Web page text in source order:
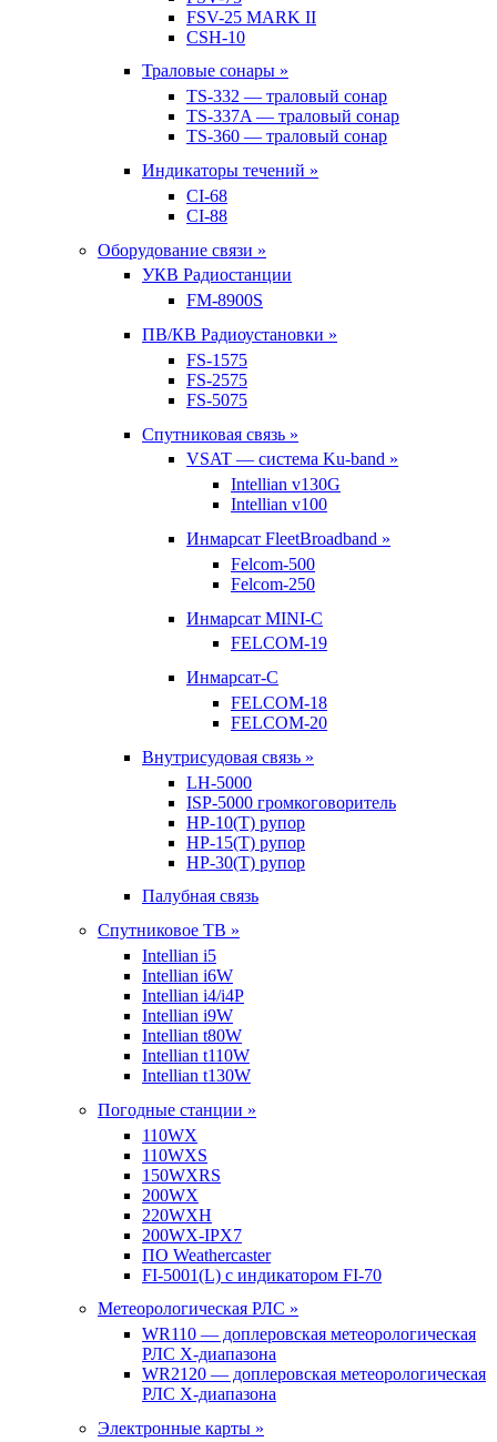
FSV-25 MARK II
CSH-10
Траловые сонары »
TS-332 — траловый сонар
TS-337A — траловый сонар
TS-360 — траловый сонар
Индикаторы течений »
CI-68
CI-88
Оборудование связи »
УКВ Радиостанции
FM-8900S
ПВ/КВ Радиоустановки »
FS-1575
FS-2575
FS-5075
Спутниковая связь »
VSAT — система Ku-band »
Intellian v130G
Intellian v100
Инмарсат FleetBroadband »
Felcom-500
Felcom-250
Инмарсат MINI-C
FELCOM-19
Инмарсат-С
FELCOM-18
FELCOM-20
Внутрисудовая связь »
LH-5000
ISP-5000 громкоговоритель
HP-10(T) рупор
HP-15(T) рупор
HP-30(T) рупор
Палубная связь
Спутниковое ТВ »
Intellian i5
Intellian i6W
Intellian i4/i4P
Intellian i9W
Intellian t80W
Intellian t110W
Intellian t130W
Погодные станции »
110WX
110WXS
150WXRS
200WX
220WXH
200WX-IPX7
ПО Weathercaster
FI-5001(L) с индикатором FI-70
Метеорологическая РЛС »
WR110 — доплеровская метеорологическая
РЛС X-диапазона
WR2120 — доплеровская метеорологическая
РЛС X-диапазона
Электронные карты »